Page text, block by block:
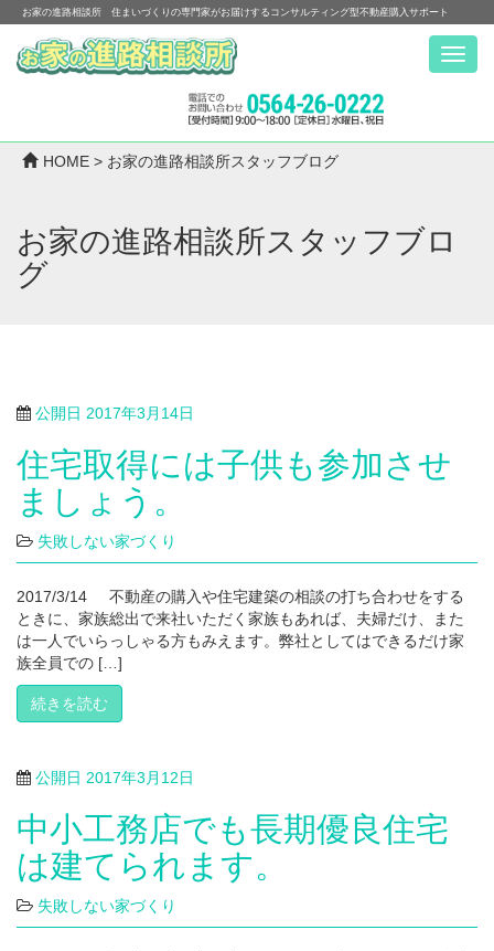
お家の進路相談所 住まいづくりの専門家がお届けするコンサルティング型不動産購入サポート
Menu
HOME > お家の進路相談所スタッフブログ
お家の進路相談所スタッフブロ
グ
公開日 2017年3月14日
住宅取得には子供も参加させ
ましょう。
失敗しない家づくり
2017/3/14 不動産の購入や住宅建築の相談の打ち合わせをする
ときに、家族総出で来社いただく家族もあれば、夫婦だけ、また
は一人でいらっしゃる方もみえます。弊社としてはできるだけ家
族全員での […]
続きを読む
公開日 2017年3月12日
中小工務店でも長期優良住宅
は建てられます。
失敗しない家づくり